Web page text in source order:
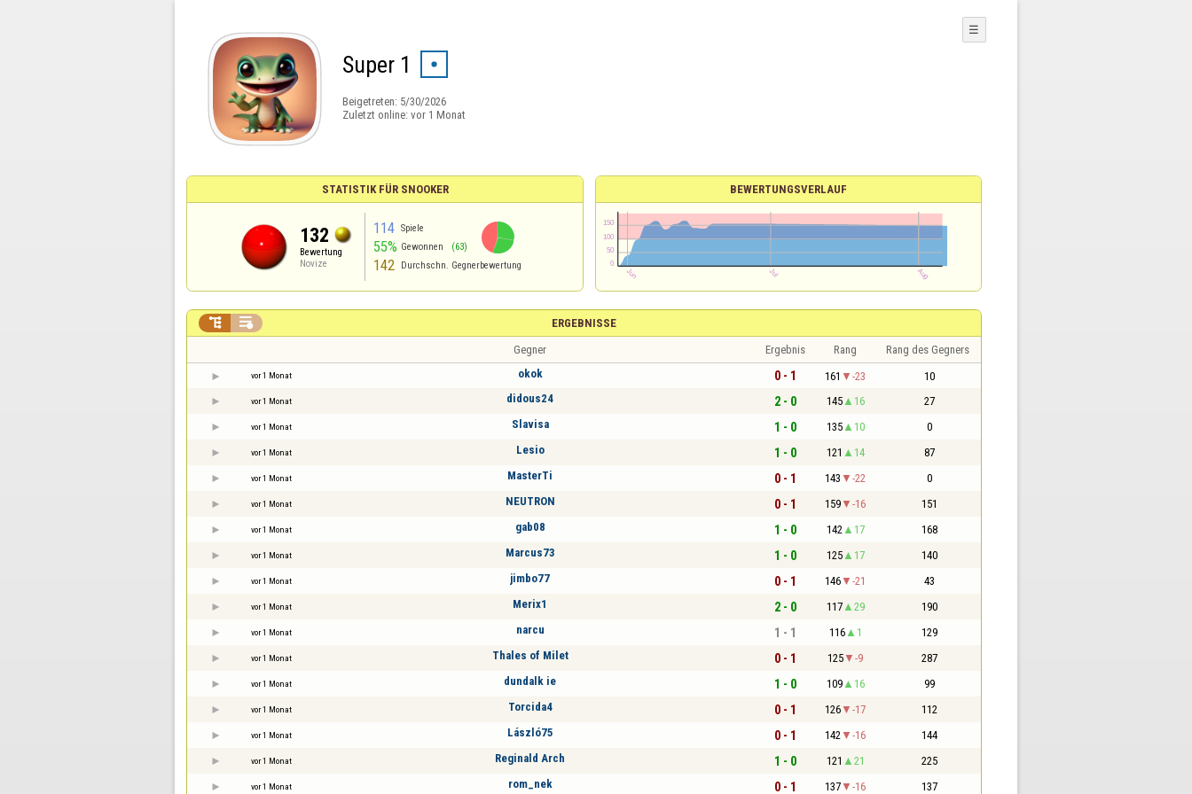
Super 1
Beigetreten: 5/30/2026
Zuletzt online: vor 1 Monat
☰
STATISTIK FÜR SNOOKER
132
Bewertung
Novize
114 Spiele
55% Gewonnen (63)
142 Durchschn. Gegnerbewertung
BEWERTUNGSVERLAUF
ERGEBNISSE
 
Gegner Ergebnis Rang Rang des Gegners
vor 1 Monat okok 0 - 1 161 -23 10
vor 1 Monat didous24 2 - 0 145 16 27
vor 1 Monat Slavisa 1 - 0 135 10 0
vor 1 Monat Lesio 1 - 0 121 14 87
vor 1 Monat MasterTi 0 - 1 143 -22 0
vor 1 Monat NEUTRON 0 - 1 159 -16 151
vor 1 Monat gab08 1 - 0 142 17 168
vor 1 Monat Marcus73 1 - 0 125 17 140
vor 1 Monat jimbo77 0 - 1 146 -21 43
vor 1 Monat Merix1 2 - 0 117 29 190
vor 1 Monat narcu 1 - 1 116 1 129
vor 1 Monat Thales of Milet 0 - 1 125 -9 287
vor 1 Monat dundalk ie 1 - 0 109 16 99
vor 1 Monat Torcida4 0 - 1 126 -17 112
vor 1 Monat László75 0 - 1 142 -16 144
vor 1 Monat Reginald Arch 1 - 0 121 21 225
vor 1 Monat rom_nek 0 - 1 137 -16 137